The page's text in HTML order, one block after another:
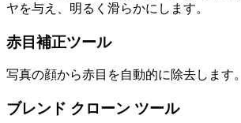
ヤを与え、明るく滑らかにします。
赤目補正ツール
写真の顔から赤目を自動的に除去します。
ブレンド クローン ツール